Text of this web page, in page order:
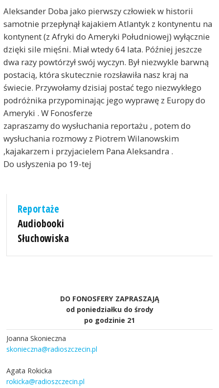
Aleksander Doba jako pierwszy człowiek w historii
samotnie przepłynął kajakiem Atlantyk z kontynentu na
kontynent (z Afryki do Ameryki Południowej) wyłącznie
dzięki sile mięśni. Miał wtedy 64 lata. Później jeszcze
dwa razy powtórzył swój wyczyn. Był niezwykle barwną
postacią, która skutecznie rozsławiła nasz kraj na
świecie. Przywołamy dzisiaj postać tego niezwykłego
podróżnika przypominając jego wyprawę z Europy do
Ameryki . W Fonosferze
zapraszamy do wysłuchania reportażu , potem do
wysłuchania rozmowy z Piotrem Wilanowskim
,kajakarzem i przyjacielem Pana Aleksandra .
Do usłyszenia po 19-tej
Reportaże
Audiobooki
Słuchowiska
DO FONOSFERY ZAPRASZAJĄ
od poniedziałku do środy
po godzinie 21
Joanna Skonieczna
skonieczna@radioszczecin.pl
Agata Rokicka
rokicka@radioszczecin.pl